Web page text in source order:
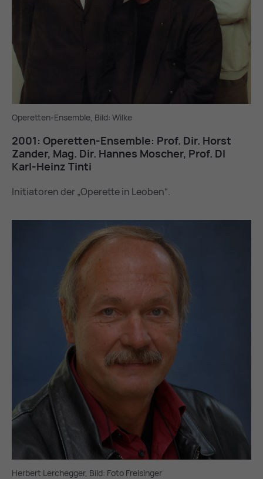
Operetten-Ensemble, Bild: Wilke
2001: Ope­ret­ten-En­sem­ble: Prof. Dir. Horst
Zan­der, Mag. Dir. Han­nes Mo­scher, Prof. DI
Karl-Heinz Tin­ti
Initiatoren der „Operette in Leoben“.
Herbert Lerchegger, Bild: Foto Freisinger